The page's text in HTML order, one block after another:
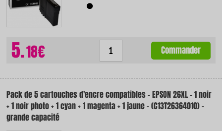
5.18€ Commander
Pack de 5 cartouches d'encre compatibles - EPSON 26XL - 1 noir
+ 1 noir photo + 1 cyan + 1 magenta + 1 jaune - (C13T26364010) -
grande capacité